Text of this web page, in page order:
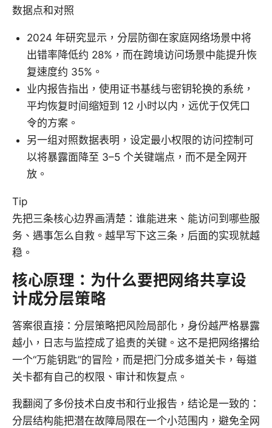
数据点和对照
2024 年研究显示，分层防御在家庭网络场景中将
出错率降低约 28%，而在跨境访问场景中能提升恢
复速度约 35%。
业内报告指出，使用证书基线与密钥轮换的系统，
平均恢复时间缩短到 12 小时以内，远优于仅凭口
令的方案。
另一组对照数据表明，设定最小权限的访问控制可
以将暴露面降至 3–5 个关键端点，而不是全网开
放。
Tip
先把三条核心边界画清楚：谁能进来、能访问到哪些服
务、遇事怎么自救。越早写下这三条，后面的实现就越
稳。
核心原理：为什么要把网络共享设
计成分层策略
答案很直接：分层策略把风险局部化，身份越严格暴露
越小，日志与监控成了追责的关键。这不是把网络撂给
一个“万能钥匙”的冒险，而是把门分成多道关卡，每道
关卡都有自己的权限、审计和恢复点。
我翻阅了多份技术白皮书和行业报告，结论是一致的：
分层结构能把潜在故障局限在一个小范围内，避免全网